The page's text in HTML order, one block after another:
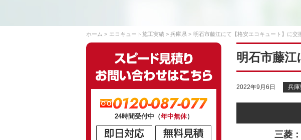
ホーム エコキュート施工実績 兵庫県 明石市藤江にて【格安エコキュート】に交
明石市藤
2022年9月6日 兵庫
三菱
0120-087-077
24時間受付中（年中無休）